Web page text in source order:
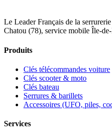
Le Leader Français de la
Chatou (78), service mobile Île-
Produits
Clés télécommandes voiture
Clés scooter & moto
Clés bateau
Serrures & barillets
Accessoires (UFO, piles,
Services